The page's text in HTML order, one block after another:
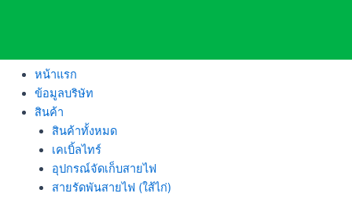
หน้าแรก
ข้อมูลบริษัท
สินค้า
สินค้าทั้งหมด
เคเบิ้ลไทร์
อุปกรณ์จัดเก็บสายไฟ
สายรัดพันสายไฟ (ใส้ไก่)